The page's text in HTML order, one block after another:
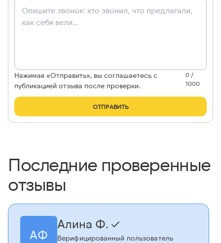
Нажимая «Отправить», вы соглашаетесь с
публикацией отзыва после проверки.
0 /
1000
ОТПРАВИТЬ
Последние проверенные
отзывы
АФ
Алина Ф.
Верифицированный пользователь